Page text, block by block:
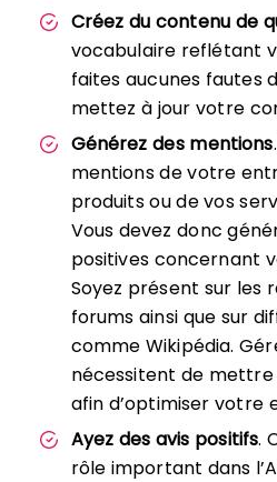
Créez du contenu de
vocabulaire reflétant
faites aucunes fautes
mettez à jour votre
Générez des mentions
mentions de votre
produits ou de vos
Vous devez donc
positives concernant
Soyez présent sur les
forums ainsi que sur
comme Wikipédia.
nécessitent de
afin d’optimiser votre
Ayez des avis positifs.
rôle important dans